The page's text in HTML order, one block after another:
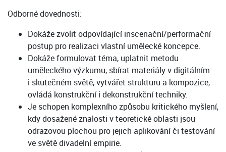
Odborné dovednosti:
Dokáže zvolit odpovídající inscenační/performační
postup pro realizaci vlastní umělecké koncepce.
Dokáže formulovat téma, uplatnit metodu
uměleckého výzkumu, sbírat materiály v digitálním
i skutečném světě, vytvářet strukturu a kompozice,
ovládá konstrukční i dekonstrukční techniky.
Je schopen komplexního způsobu kritického myšlení,
kdy dosažené znalosti v teoretické oblasti jsou
odrazovou plochou pro jejich aplikování či testování
ve světě divadelní empirie.